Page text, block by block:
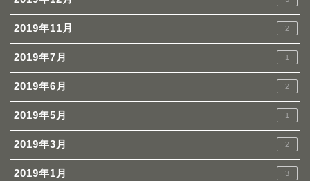
2019年11月 2
2019年7月 1
2019年6月 2
2019年5月 1
2019年3月 2
2019年1月 3